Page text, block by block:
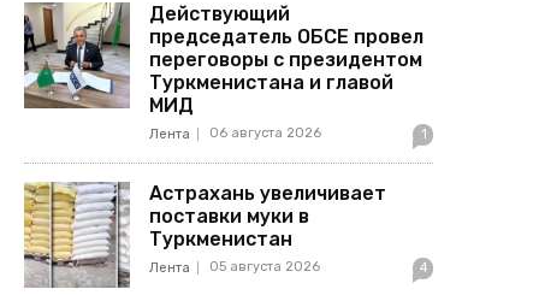
Действующий
председатель ОБСЕ провел
переговоры с президентом
Туркменистана и главой
МИД
Лента 06 августа 2026 1
Астрахань увеличивает
поставки муки в
Туркменистан
Лента 05 августа 2026 4